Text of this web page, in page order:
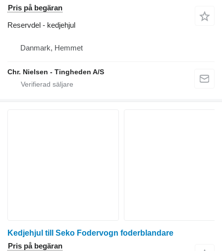
Pris på begäran
Reservdel - kedjehjul
Danmark, Hemmet
Chr. Nielsen - Tingheden A/S
Kedjehjul till Seko Fodervogn foderblandare
Pris på begäran